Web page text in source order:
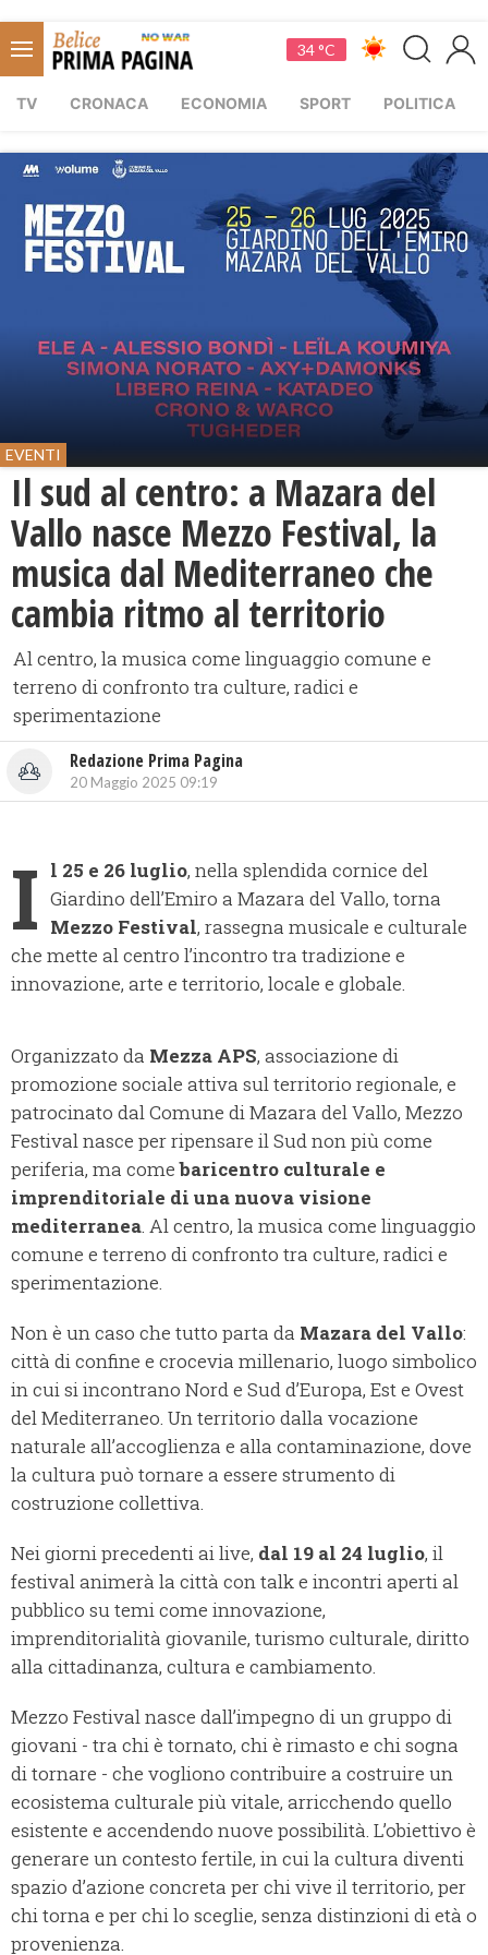
34 °C
TV CRONACA ECONOMIA SPORT POLITICA
EVENTI
​Il sud al centro: a Mazara del
Vallo nasce Mezzo Festival, la
musica dal Mediterraneo che
cambia ritmo al territorio
Al centro, la musica come linguaggio comune e
terreno di confronto tra culture, radici e
sperimentazione
Redazione Prima Pagina
20 Maggio 2025 09:19
I l 25 e 26 luglio, nella splendida cornice del
Giardino dell’Emiro a Mazara del Vallo, torna
Mezzo Festival, rassegna musicale e culturale
che mette al centro l’incontro tra tradizione e
innovazione, arte e territorio, locale e globale.
Organizzato da Mezza APS, associazione di
promozione sociale attiva sul territorio regionale, e
patrocinato dal Comune di Mazara del Vallo, Mezzo
Festival nasce per ripensare il Sud non più come
periferia, ma comebaricentro culturale e
imprenditoriale di una nuova visione
mediterranea. Al centro, la musica come linguaggio
comune e terreno di confronto tra culture, radici e
sperimentazione.
Non è un caso che tutto parta da Mazara del Vallo:
città di confine e crocevia millenario, luogo simbolico
in cui si incontrano Nord e Sud d’Europa, Est e Ovest
del Mediterraneo. Un territorio dalla vocazione
naturale all’accoglienza e alla contaminazione, dove
la cultura può tornare a essere strumento di
costruzione collettiva.
Nei giorni precedenti ai live, dal 19 al 24 luglio, il
festival animerà la città con talk e incontri aperti al
pubblico su temi come innovazione,
imprenditorialità giovanile, turismo culturale, diritto
alla cittadinanza, cultura e cambiamento.
Mezzo Festival nasce dall’impegno di un gruppo di
giovani - tra chi è tornato, chi è rimasto e chi sogna
di tornare - che vogliono contribuire a costruire un
ecosistema culturale più vitale, arricchendo quello
esistente e accendendo nuove possibilità. L’obiettivo è
generare un contesto fertile, in cui la cultura diventi
spazio d’azione concreta per chi vive il territorio, per
chi torna e per chi lo sceglie, senza distinzioni di età o
provenienza.